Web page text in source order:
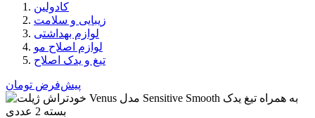
کادولین
زیبایی و سلامت
لوازم بهداشتی
لوازم اصلاح مو
تیغ و یدک اصلاح
پیش‌فرض تومان